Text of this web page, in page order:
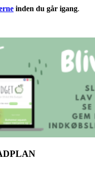
inden du går igang.